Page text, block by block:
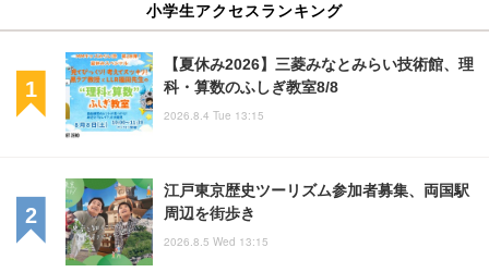
小学生アクセスランキング
【夏休み2026】三菱みなとみらい技術館、理
科・算数のふしぎ教室8/8
2026.8.4 Tue 13:15
江戸東京歴史ツーリズム参加者募集、両国駅
周辺を街歩き
2026.8.5 Wed 13:15